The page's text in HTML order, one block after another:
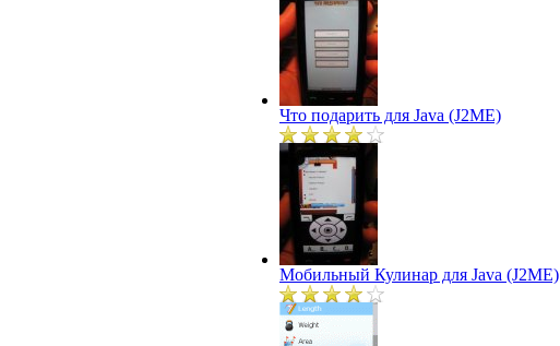
Что подарить для Java (J2ME)
Мобильный Кулинар для Java (J2ME)